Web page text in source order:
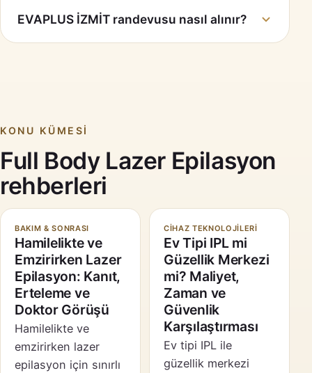
EVAPLUS İZMİT randevusu nasıl alınır?
KONU KÜMESI
Full Body Lazer Epilasyon
rehberleri
BAKIM & SONRASI
Hamilelikte ve
Emzirirken Lazer
Epilasyon: Kanıt,
Erteleme ve
Doktor Görüşü
Hamilelikte ve
emzirirken lazer
epilasyon için sınırlı
CIHAZ TEKNOLOJILERI
Ev Tipi IPL mi
Güzellik Merkezi
mi? Maliyet,
Zaman ve
Güvenlik
Karşılaştırması
Ev tipi IPL ile
güzellik merkezi